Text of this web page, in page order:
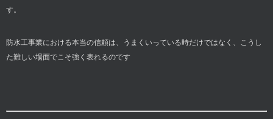
す。
防水工事業における本当の信頼は、うまくいっている時だけではなく、こうし
た難しい場面でこそ強く表れるのです